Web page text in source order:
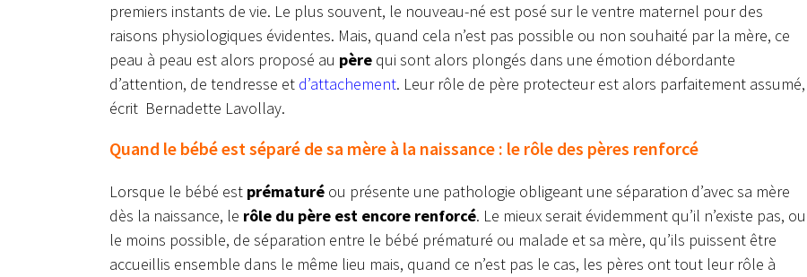
premiers instants de vie. Le plus souvent, le nouveau-né est posé sur le ventre maternel pour des
raisons physiologiques évidentes. Mais, quand cela n’est pas possible ou non souhaité par la mère, ce
peau à peau est alors proposé au père qui sont alors plongés dans une émotion débordante
d’attention, de tendresse et d’attachement. Leur rôle de père protecteur est alors parfaitement assumé,
écrit Bernadette Lavollay.
Quand le bébé est séparé de sa mère à la naissance : le rôle des pères renforcé
Lorsque le bébé est prématuré ou présente une pathologie obligeant une séparation d’avec sa mère
dès la naissance, le rôle du père est encore renforcé. Le mieux serait évidemment qu’il n’existe pas, ou
le moins possible, de séparation entre le bébé prématuré ou malade et sa mère, qu’ils puissent être
accueillis ensemble dans le même lieu mais, quand ce n’est pas le cas, les pères ont tout leur rôle à